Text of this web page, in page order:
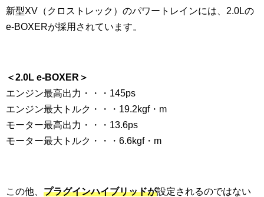
新型XV（クロストレック）のパワートレインには、2.0Lの
e-BOXERが採用されています。
＜2.0L e-BOXER＞
エンジン最高出力・・・145ps
エンジン最大トルク・・・19.2kgf・m
モーター最高出力・・・13.6ps
モーター最大トルク・・・6.6kgf・m
この他、 プラグインハイブリッドが設定されるのではない